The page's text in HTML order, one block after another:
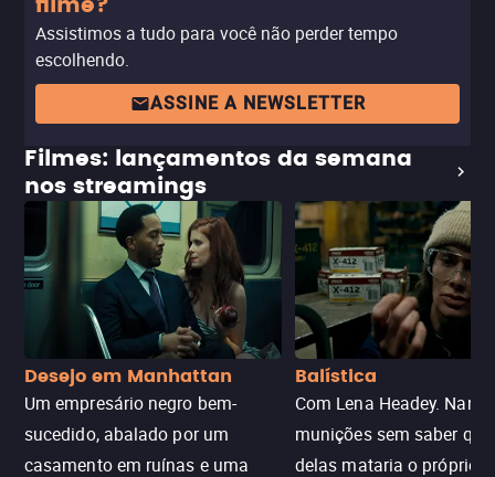
Assistimos a tudo para você não perder tempo
escolhendo.
ASSINE A NEWSLETTER
Filmes: lançamentos da semana
nos streamings
Desejo em Manhattan
Um empresário negro bem-
sucedido, abalado por um
casamento em ruínas e uma
Balística
Com Lena Headey.
munições sem saber
delas mataria o próprio